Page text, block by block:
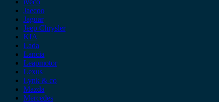
Jaecoo
Jaguar
Jeep Chrysler
KIA
Lada
Lancia
Leapmotor
Lexus
Lynk & co
Mazda
Mercedes